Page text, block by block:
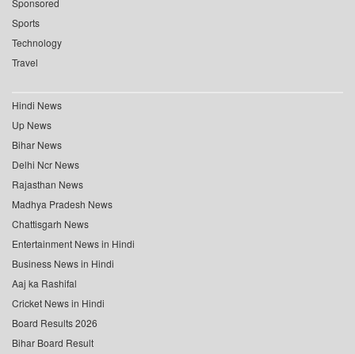
Sponsored
Sports
Technology
Travel
Hindi News
Up News
Bihar News
Delhi Ncr News
Rajasthan News
Madhya Pradesh News
Chattisgarh News
Entertainment News in Hindi
Business News in Hindi
Aaj ka Rashifal
Cricket News in Hindi
Board Results 2026
Bihar Board Result